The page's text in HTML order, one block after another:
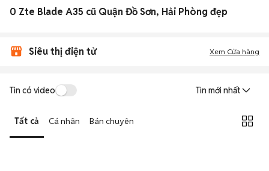
0 Zte Blade A35 cũ Quận Đồ Sơn, Hải Phòng đẹp
Siêu thị điện tử Xem Cửa hàng
Tin có video Tin mới nhất
Tất cả Cá nhân Bán chuyên